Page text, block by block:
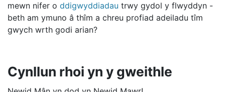
mewn nifer o ddigwyddiadau trwy gydol y flwyddyn -
beth am ymuno â thîm a chreu profiad adeiladu tîm
gwych wrth godi arian?
Cynllun rhoi yn y gweithle